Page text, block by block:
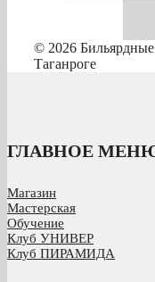
© 2026
Таганроге
ГЛАВНОЕ
Магазин
Мастерская
Обучение
Клуб УНИВЕР
Клуб ПИРАМИДА